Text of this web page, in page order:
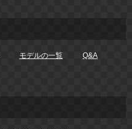
モデルの一覧 Q&A